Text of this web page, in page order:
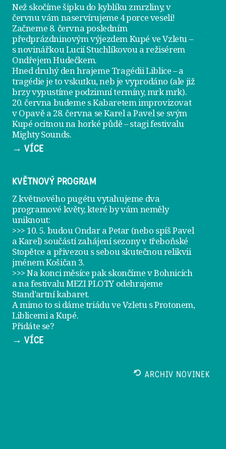
Než skočíme šipku do kyblíku zmrzliny, v
červnu vám naservírujeme 4 porce veselí!
Začneme 8. června posledním
předprázdninovým výjezdemKupé ve Vzletu–
s novinářkou Lucií Stuchlíkovou a režisérem
Ondřejem Hudečkem.
Hned druhý den hrajeme Tragédii Liblice– a
tragédie je to vskutku, neb je vyprodáno (ale již
brzy vypustíme podzimní termíny, mrk mrk).
20. června budeme s Kabaretem improvizovat
v Opavě a 28. června se Karel a Pavel se svým
Kupé ocitnou na horké půdě – stagi festivalu
Mighty Sounds.
→ VÍCE
KVĚTNOVÝ PROGRAM
Z květnového pugétu vytahujeme dva
programové květy, které by vám neměly
uniknout:
>>> 10. 5. budou Ondar a Petar (nebo spíš Pavel
a Karel) součástí zahájení sezony vtřeboňské
Stopětce a přivezou s sebou skutečnou relikvii
jménemKošičan 3.
>>> Na konci měsíce pak skončíme v Bohnicích
a na festivaluMEZI PLOTY odehrajeme
Stand’artní kabaret.
A mimo to si dámetriádu ve Vzletu s Protonem,
Liblicemi a Kupé.
Přidáte se?
→ VÍCE
ARCHIV NOVINEK